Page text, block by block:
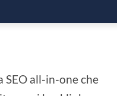
SEO all-in-one che